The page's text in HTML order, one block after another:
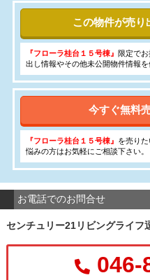
この物件が売り
『フローラ桂台１５号棟』 限定で
出し情報やその他未公開物件情報を
今すぐ無料
『フローラ桂台１５号棟』 を売り
悩みの方はお気軽にご相談下さい。
お電話でのお問合せ
センチュリー21リビングライフ
046-